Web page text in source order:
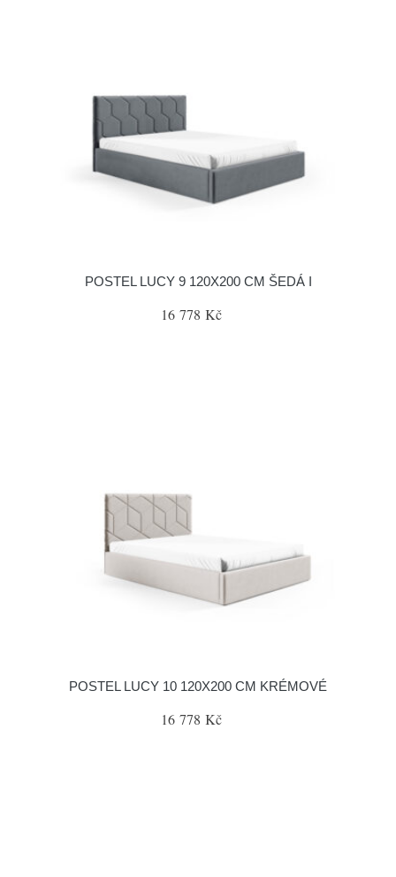
POSTEL LUCY 9 120X200 CM ŠEDÁ I
16 778 Kč
POSTEL LUCY 10 120X200 CM KRÉMOVÉ
16 778 Kč